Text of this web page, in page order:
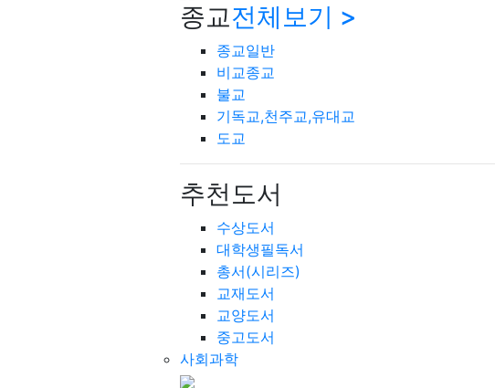
종교전체보기 >
종교일반
비교종교
불교
기독교,천주교,유대교
도교
추천도서
수상도서
대학생필독서
총서(시리즈)
교재도서
교양도서
중고도서
사회과학